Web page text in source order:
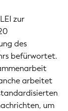
zur
des
befürwortet.
arbeitet
um